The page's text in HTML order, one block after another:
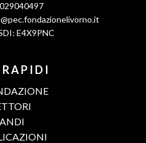
E4X9PNC